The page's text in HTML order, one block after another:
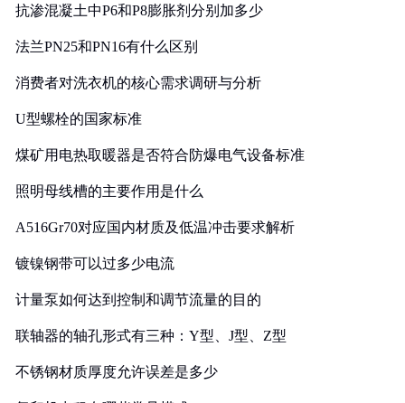
抗渗混凝土中P6和P8膨胀剂分别加多少
法兰PN25和PN16有什么区别
消费者对洗衣机的核心需求调研与分析
U型螺栓的国家标准
煤矿用电热取暖器是否符合防爆电气设备标准
照明母线槽的主要作用是什么
A516Gr70对应国内材质及低温冲击要求解析
镀镍钢带可以过多少电流
计量泵如何达到控制和调节流量的目的
联轴器的轴孔形式有三种：Y型、J型、Z型
不锈钢材质厚度允许误差是多少